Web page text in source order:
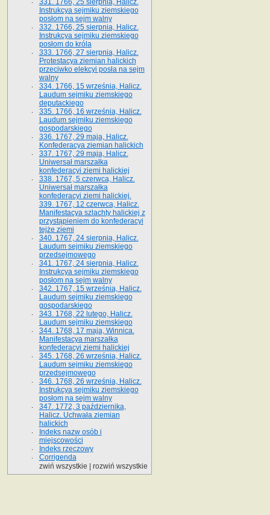
331. 1766, 25 sierpnia, Halicz.
Instrukcya sejmiku ziemskiego
posłom na sejm walny
332. 1766, 25 sierpnia, Halicz.
Instrukcya sejmiku ziemskiego
posłom do króla
333. 1766, 27 sierpnia, Halicz.
Protestacya ziemian halickich
przeciwko elekcyi posła na sejm
walny
334. 1766, 15 września, Halicz.
Laudum sejmiku ziemskiego
deputackiego
335. 1766, 16 września, Halicz.
Laudum sejmiku ziemskiego
gospodarskiego
336. 1767, 29 maja, Halicz.
Konfederacya ziemian halickich
337. 1767, 29 maja, Halicz.
Uniwersał marszałka
konfederacyi ziemi halickiej
338. 1767, 5 czerwca, Halicz.
Uniwersał marszałka
konfederacyi ziemi halickiej.
339. 1767, 12 czerwca, Halicz.
Manifestacya szlachty halickiej z
przystąpieniem do konfederacyi
tejże ziemi
340. 1767, 24 sierpnia, Halicz.
Laudum sejmiku ziemskiego
przedsejmowego
341. 1767, 24 sierpnia, Halicz.
Instrukcya sejmiku ziemskiego
posłom na sejm walny
342. 1767, 15 września, Halicz.
Laudum sejmiku ziemskiego
gospodarskiego
343. 1768, 22 lutego, Halicz.
Laudum sejmiku ziemskiego
344. 1768, 17 maja, Winnica.
Manifestacya marszałka
konfederacyi ziemi halickiej
345. 1768, 26 września, Halicz.
Laudum sejmiku ziemskiego
przedsejmowego
346. 1768, 26 września, Halicz.
Instrukcya sejmiku ziemskiego
posłom na sejm walny
347. 1772, 3 października,
Halicz. Uchwała ziemian
halickich
Indeks nazw osób i
miejscowości
Indeks rzeczowy
Corrigenda
zwiń wszystkie
rozwiń wszystkie